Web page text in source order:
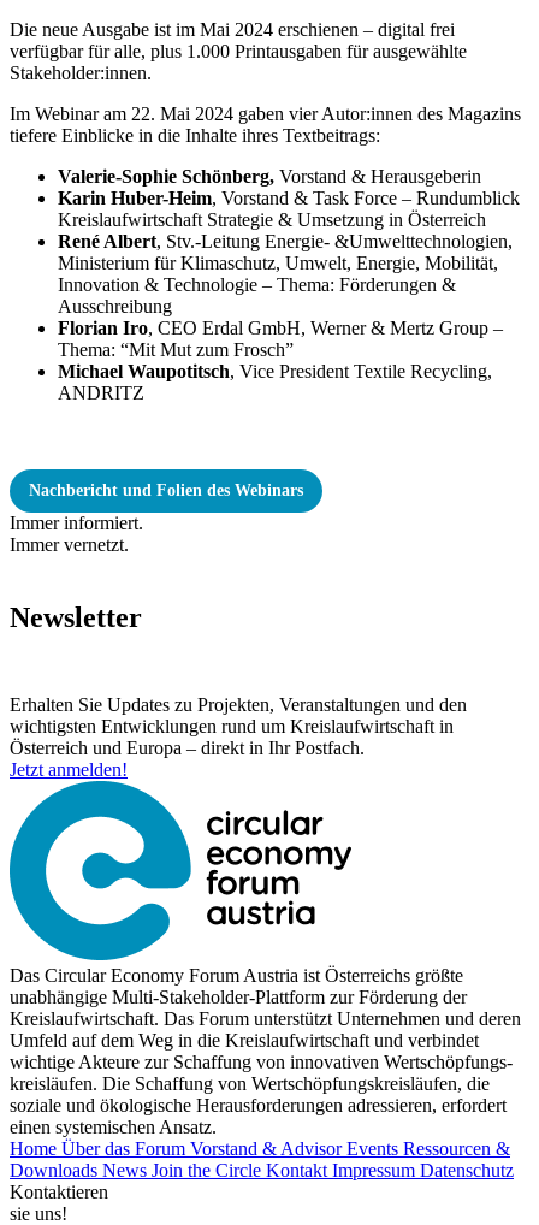
Die neue Ausgabe ist im Mai 2024 erschienen – digital frei
verfügbar für alle, plus 1.000 Printausgaben für ausgewählte
Stakeholder:innen.
Im Webinar am 22. Mai 2024 gaben vier Autor:innen des Magazins
tiefere Einblicke in die Inhalte ihres Textbeitrags:
Valerie-Sophie Schönberg, Vorstand & Herausgeberin
Karin Huber-Heim, Vorstand & Task Force – Rundumblick
Kreislaufwirtschaft Strategie & Umsetzung in Österreich
René Albert, Stv.-Leitung Energie- &Umwelttechnologien,
Ministerium für Klimaschutz, Umwelt, Energie, Mobilität,
Innovation & Technologie – Thema: Förderungen &
Ausschreibung
Florian Iro, CEO Erdal GmbH, Werner & Mertz Group –
Thema: “Mit Mut zum Frosch”
Michael Waupotitsch, Vice President Textile Recycling,
ANDRITZ
Nachbericht und Folien des Webinars
Immer informiert.
Immer vernetzt.
Newsletter
Erhalten Sie Updates zu Projekten, Veranstaltungen und den
wichtigsten Entwicklungen rund um Kreislaufwirtschaft in
Österreich und Europa – direkt in Ihr Postfach.
Jetzt anmelden!
Das Circular Economy Forum Austria ist Österreichs größte
unabhängige Multi-Stakeholder-Plattform zur Förderung der
Kreislaufwirtschaft. Das Forum unterstützt Unternehmen und deren
Umfeld auf dem Weg in die Kreislaufwirtschaft und verbindet
wichtige Akteure zur Schaffung von innovativen Wertschöpfungs-
kreisläufen. Die Schaffung von Wertschöpfungskreisläufen, die
soziale und ökologische Herausforderungen adressieren, erfordert
einen systemischen Ansatz.
Home Über das Forum Vorstand & AdvisorEvents Ressourcen &
Downloads News Join the Circle Kontakt Impressum Datenschutz
Kontaktieren
sie uns!